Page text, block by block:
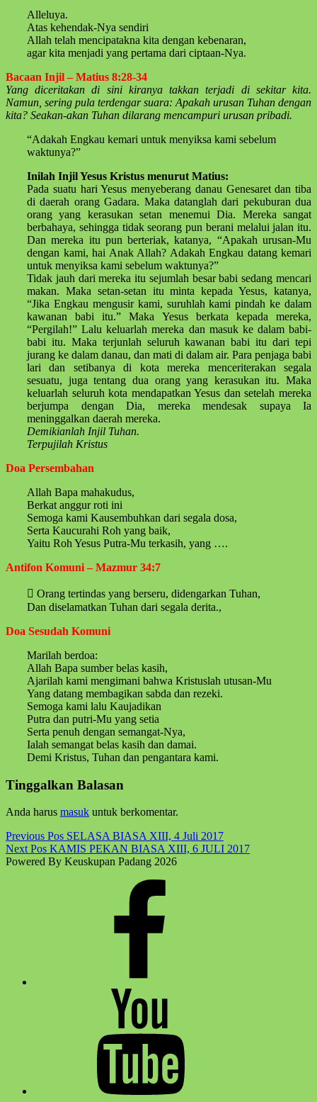
Alleluya.
Atas kehendak-Nya sendiri
Allah telah mencipatakna kita dengan kebenaran,
agar kita menjadi yang pertama dari ciptaan-Nya.
Bacaan Injil – Matius 8:28-34
Yang diceritakan di sini kiranya takkan terjadi di sekitar kita.
Namun, sering pula terdengar suara: Apakah urusan Tuhan dengan
kita? Seakan-akan Tuhan dilarang mencampuri urusan pribadi.
“Adakah Engkau kemari untuk menyiksa kami sebelum
waktunya?”
Inilah Injil Yesus Kristus menurut Matius:
Pada suatu hari Yesus menyeberang danau Genesaret dan tiba
di daerah orang Gadara. Maka datanglah dari pekuburan dua
orang yang kerasukan setan menemui Dia. Mereka sangat
berbahaya, sehingga tidak seorang pun berani melalui jalan itu.
Dan mereka itu pun berteriak, katanya, “Apakah urusan-Mu
dengan kami, hai Anak Allah? Adakah Engkau datang kemari
untuk menyiksa kami sebelum waktunya?”
Tidak jauh dari mereka itu sejumlah besar babi sedang mencari
makan. Maka setan-setan itu minta kepada Yesus, katanya,
“Jika Engkau mengusir kami, suruhlah kami pindah ke dalam
kawanan babi itu.” Maka Yesus berkata kepada mereka,
“Pergilah!” Lalu keluarlah mereka dan masuk ke dalam babi-
babi itu. Maka terjunlah seluruh kawanan babi itu dari tepi
jurang ke dalam danau, dan mati di dalam air. Para penjaga babi
lari dan setibanya di kota mereka menceriterakan segala
sesuatu, juga tentang dua orang yang kerasukan itu. Maka
keluarlah seluruh kota mendapatkan Yesus dan setelah mereka
berjumpa dengan Dia, mereka mendesak supaya Ia
meninggalkan daerah mereka.
Demikianlah Injil Tuhan.
Terpujilah Kristus
Doa Persembahan
Allah Bapa mahakudus,
Berkat anggur roti ini
Semoga kami Kausembuhkan dari segala dosa,
Serta Kaucurahi Roh yang baik,
Yaitu Roh Yesus Putra-Mu terkasih, yang ….
Antifon Komuni – Mazmur 34:7
 Orang tertindas yang berseru, didengarkan Tuhan,
Dan diselamatkan Tuhan dari segala derita.,
Doa Sesudah Komuni
Marilah berdoa:
Allah Bapa sumber belas kasih,
Ajarilah kami mengimani bahwa Kristuslah utusan-Mu
Yang datang membagikan sabda dan rezeki.
Semoga kami lalu Kaujadikan
Putra dan putri-Mu yang setia
Serta penuh dengan semangat-Nya,
Ialah semangat belas kasih dan damai.
Demi Kristus, Tuhan dan pengantara kami.
Skip
back
to
main
navigation
Tinggalkan Balasan
Anda harus masuk untuk berkomentar.
Post
navigation
Previous Pos SELASA BIASA XIII, 4 Juli 2017
Next Pos KAMIS PEKAN BIASA XIII, 6 JULI 2017
Powered By Keuskupan Padang 2026